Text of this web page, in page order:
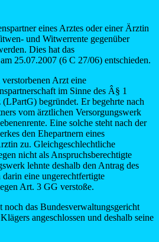
eines Arztes oder einer Ärztin
und Witwerrente gegenüber
Dies hat das
25.07.2007 (6 C 27/06) entschieden.
Arzt eine
im Sinne des Â§ 1
(LPartG) begründet. Er begehrte nach
vom ärztlichen Versorgungswerk
Eine solche steht nach der
den Ehepartnern eines
zu. Gleichgeschlechtliche
nicht als Anspruchsberechtigte
lehnte deshalb den Antrag des
eine ungerechtfertigte
Art. 3 GG verstoße.
noch das Bundesverwaltungsgericht
angeschlossen und deshalb seine